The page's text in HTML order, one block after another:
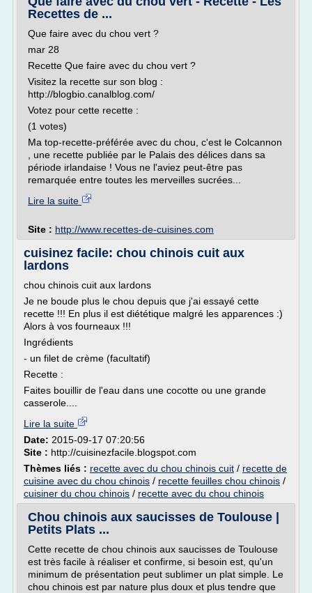
Recettes de ...
Que faire avec du chou vert ?
mar 28
Recette Que faire avec du chou vert ?
Visitez la recette sur son blog :
http://blogbio.canalblog.com/
Votez pour cette recette :
(1 votes)
Ma top-recette-préférée avec du chou, c'est le Colcannon
, une recette publiée par le Palais des délices dans sa
période irlandaise ! Vous ne l'aviez peut-être pas
remarquée entre toutes les merveilles sucrées...
Lire la suite
Site : http://www.recettes-de-cuisines.com
cuisinez facile: chou chinois cuit aux
lardons
chou chinois cuit aux lardons
Je ne boude plus le chou depuis que j'ai essayé cette
recette !!! En plus il est diététique malgré les apparences :)
Alors à vos fourneaux !!!
Ingrédients
- un filet de crème (facultatif)
Recette :
Faites bouillir de l'eau dans une cocotte ou une grande
casserole....
Lire la suite
Date: 2015-09-17 07:20:56
Site : http://cuisinezfacile.blogspot.com
Thèmes liés : recette avec du chou chinois cuit / recette de
cuisine avec du chou chinois / recette feuilles chou chinois /
cuisiner du chou chinois / recette avec du chou chinois
Chou chinois aux saucisses de Toulouse |
Petits Plats ...
Cette recette de chou chinois aux saucisses de Toulouse
est très facile à réaliser et confirme, si besoin est, qu'un
minimum de présentation peut sublimer un plat simple. Le
chou chinois est par nature plus doux et plus tendre que